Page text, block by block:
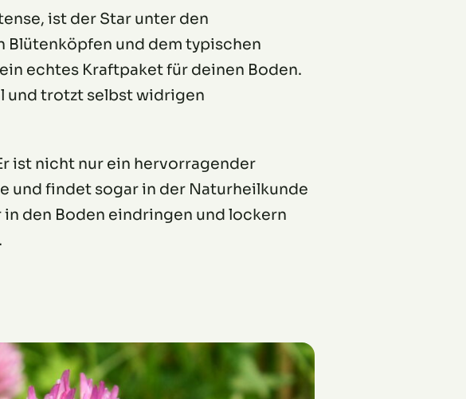
ist der Star unter den
Blütenköpfen und dem typischen
echtes Kraftpaket für deinen Boden.
und trotzt selbst widrigen
ist nicht nur ein hervorragender
und findet sogar in der Naturheilkunde
den Boden eindringen und lockern